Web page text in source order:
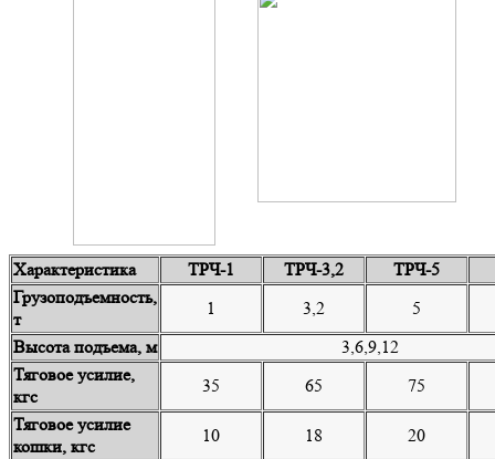
Характеристика ТРЧ-1 ТРЧ-3,2
ТРЧ-5
Грузоподъемность,
т
1 3,2
5
Высота подъема, м
3,6,9,12
Тяговое усилие,
кгс
35 65
75
Тяговое усилие
кошки, кгс
10 18
20